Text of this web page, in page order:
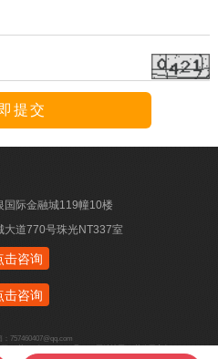
国际金融城119幢10楼
大道770号珠光NT337室
击咨询
击咨询
757460407@qq.com
司
苏ICP备18047093号-1 网站地图 苏公网安备